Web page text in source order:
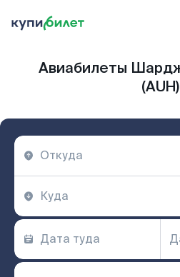
Авиабилеты
(AUH)